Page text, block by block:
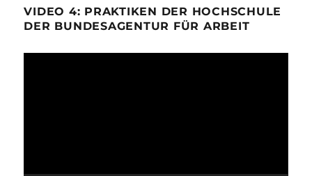
VIDEO 4: PRAKTIKEN DER HOCHSCHULE
DER BUNDESAGENTUR FÜR ARBEIT